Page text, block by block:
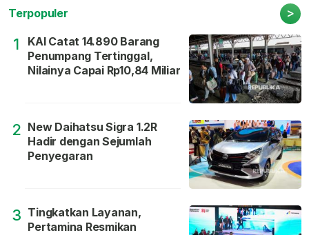
Terpopuler >
1
KAI Catat 14.890 Barang
Penumpang Tertinggal,
Nilainya Capai Rp10,84 Miliar
2 New Daihatsu Sigra 1.2R
Hadir dengan Sejumlah
Penyegaran
3 Tingkatkan Layanan,
Pertamina Resmikan